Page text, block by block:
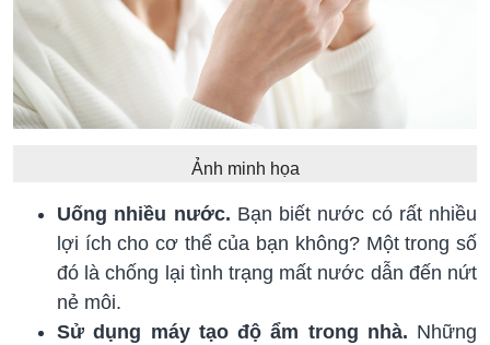
Ảnh minh họa
Uống nhiều nước. Bạn biết nước có rất nhiều
lợi ích cho cơ thể của bạn không? Một trong số
đó là chống lại tình trạng mất nước dẫn đến nứt
nẻ môi.
Sử dụng máy tạo độ ẩm trong nhà. Những